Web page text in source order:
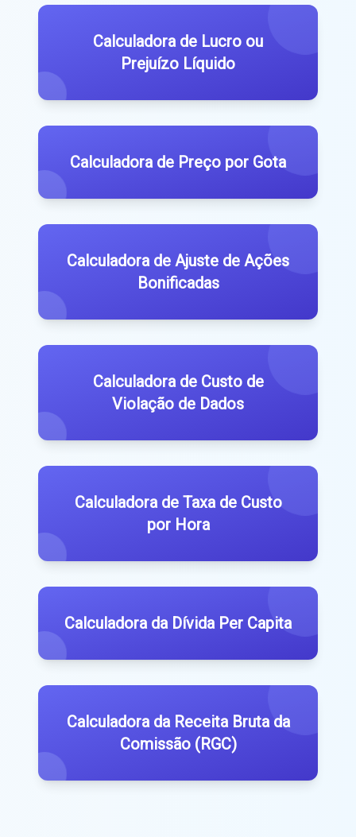
Calculadora de Lucro ou
Prejuízo Líquido
Calculadora de Preço por Gota
Calculadora de Ajuste de Ações
Bonificadas
Calculadora de Custo de
Violação de Dados
Calculadora de Taxa de Custo
por Hora
Calculadora da Dívida Per Capita
Calculadora da Receita Bruta da
Comissão (RGC)